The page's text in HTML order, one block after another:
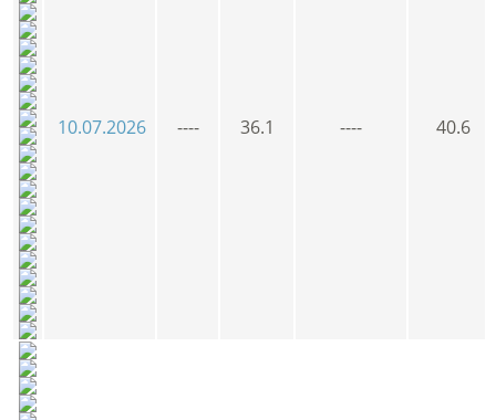
10.07.2026 ---- 36.1 ---- 40.6